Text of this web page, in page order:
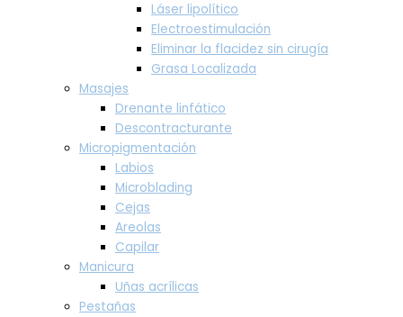
Láser lipolítico
Electroestimulación
Eliminar la flacidez sin cirugía
Grasa Localizada
Masajes
Drenante linfático
Descontracturante
Micropigmentación
Labios
Microblading
Cejas
Areolas
Capilar
Manicura
Uñas acrílicas
Pestañas